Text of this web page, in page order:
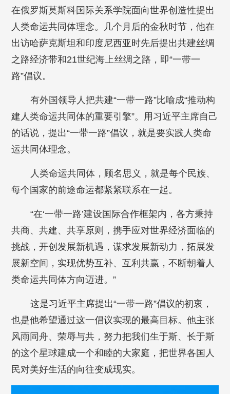
在俄罗斯莫斯科国际关系学院面向世界创造性提出
人类命运共同体理念。几个月后的金秋时节，他在
出访哈萨克斯坦和印度尼西亚时先后提出共建丝绸
之路经济带和21世纪海上丝绸之路，即“一带一
路”倡议。
有外国领导人把共建“一带一路”比喻成“推动构
建人类命运共同体的重要引擎”。用习近平主席自己
的话说，提出“一带一路”倡议，就是要实践人类命
运共同体理念。
人类命运共同体，顾名思义，就是每个民族、
每个国家的前途命运都紧紧联系在一起。
“在‘一带一路’建设国际合作框架内，各方秉持
共商、共建、共享原则，携手应对世界经济面临的
挑战，开创发展新机遇，谋求发展新动力，拓展发
展新空间，实现优势互补、互利共赢，不断朝着人
类命运共同体方向迈进。”
这是习近平主席提出“一带一路”倡议的初衷，
也是他希望通过这一倡议实现的最高目标。他主张
风雨同舟、荣辱与共，努力把我们生于斯、长于斯
的这个星球建成一个和睦的大家庭，把世界各国人
民对美好生活的向往变成现实。